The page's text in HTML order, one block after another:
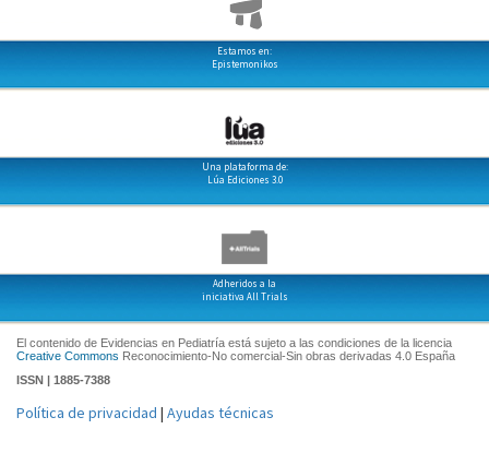
Estamos en:
Epistemonikos
Una plataforma de:
Lúa Ediciones 3.0
Adheridos a la
iniciativa All Trials
El contenido de Evidencias en Pediatría está sujeto a las condiciones de la licencia
Creative Commons Reconocimiento-No comercial-Sin obras derivadas 4.0 España
ISSN | 1885-7388
Política de privacidad | Ayudas técnicas